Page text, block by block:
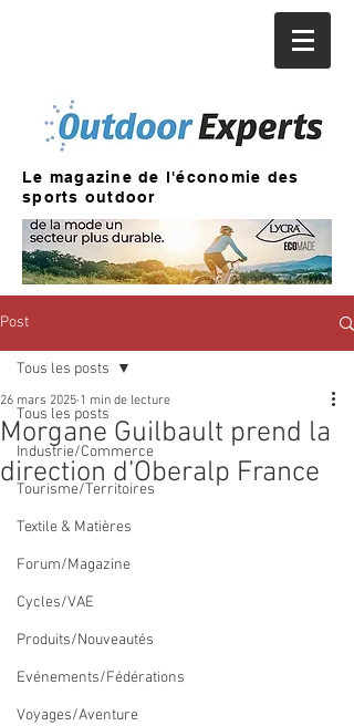
Le magazine de l'économie des
sports outdoor
Post
Tous les posts
Industrie/Commerce
Tourisme/Territoires
Textile & Matières
Forum/Magazine
Cycles/VAE
Produits/Nouveautés
Evénements/Fédérations
Voyages/Aventure
Tous les posts
Morgane Guilbault prend la
direction d’Oberalp France
26 mars 2025 1 min de lecture